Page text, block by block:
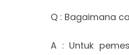
Q : Bagaimana
A : Untuk